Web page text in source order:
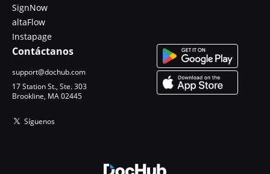
SignNow
altaFlow
Instapage
Contáctanos
support@dochub.com
17 Station St., Ste. 303
Brookline, MA 02445
Síguenos